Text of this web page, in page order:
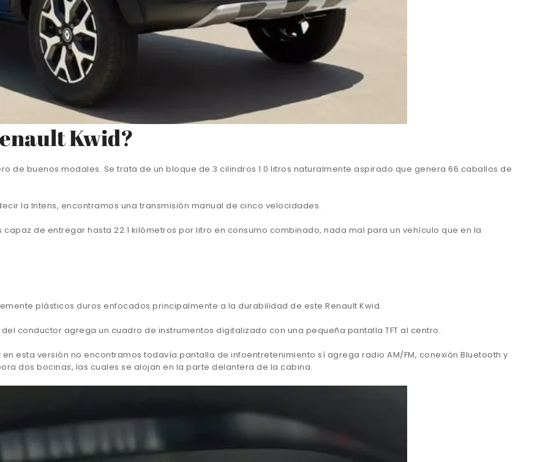
Kwid?
de buenos modales. Se trata de un bloque de 3 cilindros 1.0 litros naturalmente aspirado que genera 66 caballos de
la Intens, encontramos una transmisión manual de cinco velocidades.
de entregar hasta 22.1 kilómetros por litro en consumo combinado, nada mal para un vehículo que en la
plásticos duros enfocados principalmente a la durabilidad de este Renault Kwid.
conductor agrega un cuadro de instrumentos digitalizado con una pequeña pantalla TFT al centro.
esta versión no encontramos todavía pantalla de infoentretenimiento sí agrega radio AM/FM, conexión Bluetooth y
dos bocinas, las cuales se alojan en la parte delantera de la cabina.